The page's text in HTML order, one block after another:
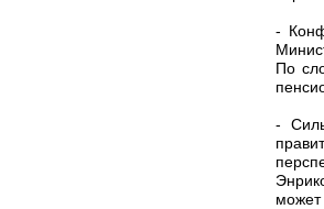
-
По
-
может